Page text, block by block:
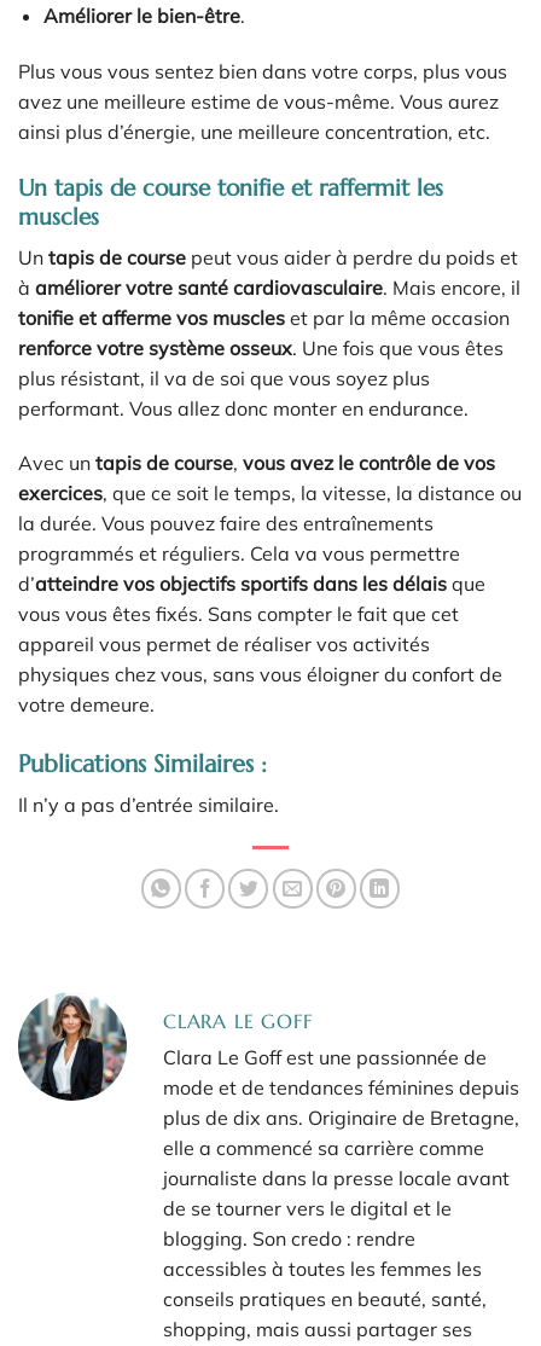
Améliorer le bien-être.
Plus vous vous sentez bien dans votre corps, plus vous
avez une meilleure estime de vous-même. Vous aurez
ainsi plus d’énergie, une meilleure concentration, etc.
Un tapis de course tonifie et raffermit les
muscles
Un tapis de course peut vous aider à perdre du poids et
à améliorer votre santé cardiovasculaire. Mais encore, il
tonifie et afferme vos muscles et par la même occasion
renforce votre système osseux. Une fois que vous êtes
plus résistant, il va de soi que vous soyez plus
performant. Vous allez donc monter en endurance.
Avec un tapis de course, vous avez le contrôle de vos
exercices, que ce soit le temps, la vitesse, la distance ou
la durée. Vous pouvez faire des entraînements
programmés et réguliers. Cela va vous permettre
d’atteindre vos objectifs sportifs dans les délais que
vous vous êtes fixés. Sans compter le fait que cet
appareil vous permet de réaliser vos activités
physiques chez vous, sans vous éloigner du confort de
votre demeure.
Publications Similaires :
Il n’y a pas d’entrée similaire.
CLARA LE GOFF
Clara Le Goff est une passionnée de
mode et de tendances féminines depuis
plus de dix ans. Originaire de Bretagne,
elle a commencé sa carrière comme
journaliste dans la presse locale avant
de se tourner vers le digital et le
blogging. Son credo : rendre
accessibles à toutes les femmes les
conseils pratiques en beauté, santé,
shopping, mais aussi partager ses